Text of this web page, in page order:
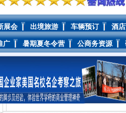
展会 出境旅游 车辆预订 酒
广 暑期夏冬令营 公商务资源